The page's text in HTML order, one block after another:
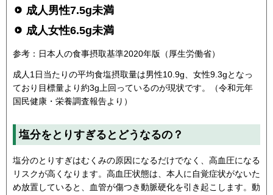
成人男性7.5g未満
成人女性6.5g未満
参考：日本人の食事摂取基準2020年版（厚生労働省）
成人1日当たりの平均食塩摂取量は男性10.9g、女性9.3gとなっ
ており目標量より約3g上回っているのが現状です。（令和元年
国民健康・栄養調査報告より）
塩分をとりすぎるとどうなるの？
塩分のとりすぎはむくみの原因になるだけでなく、高血圧になる
リスクが高くなります。高血圧状態は、本人に自覚症状がないた
め放置していると、血管が傷つき動脈硬化を引き起こします。動